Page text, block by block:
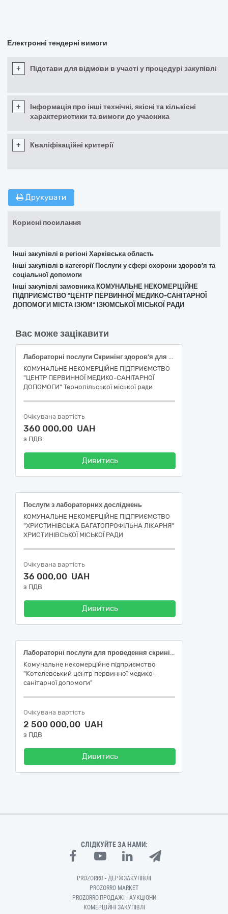
Електронні тендерні вимоги
+ Підстави для відмови в участі у процедурі закупівлі
+
Інформація про інші технічні, якісні та кількісні
характеристики та вимоги до учасника
+ Кваліфікаційні критерії
Друкувати
Корисні посилання
Інші закупівлі в регіоні Харківська область
Інші закупівлі в категорії Послуги у сфері охорони здоров’я та
соціальної допомоги
Інші закупівлі замовника КОМУНАЛЬНЕ НЕКОМЕРЦІЙНЕ
ПІДПРИЄМСТВО "ЦЕНТР ПЕРВИННОЇ МЕДИКО-САНІТАРНОЇ
ДОПОМОГИ МІСТА ІЗЮМ" ІЗЮМСЬКОЇ МІСЬКОЇ РАДИ
Вас може зацікавити
Лабораторні послуги Скринінг здоров’я для осіб віком від 40 років (Скринінг 40+)
КОМУНАЛЬНЕ НЕКОМЕРЦІЙНЕ ПІДПРИЄМСТВО
"ЦЕНТР ПЕРВИННОЇ МЕДИКО-САНІТАРНОЇ
ДОПОМОГИ" Тернопільської міської ради
Очікувана вартість
360 000,00 UAH
з ПДВ
Дивитись
Послуги з лабораторних досліджень
КОМУНАЛЬНЕ НЕКОМЕРЦІЙНЕ ПІДПРИЄМСТВО
"ХРИСТИНІВСЬКА БАГАТОПРОФІЛЬНА ЛІКАРНЯ"
ХРИСТИНІВСЬКОЇ МІСЬКОЇ РАДИ
Очікувана вартість
36 000,00 UAH
з ПДВ
Дивитись
Лабораторні послуги для проведення скринінгів здоров’я осіб віком від 40 років
Комунальне некомерційне підприємство
"Котелевський центр первинної медико-
санітарної допомоги"
Очікувана вартість
2 500 000,00 UAH
з ПДВ
Дивитись
СЛІДКУЙТЕ ЗА НАМИ:
PROZORRO - ДЕРЖЗАКУПІВЛІ
PROZORRO MARKET
PROZORRO.ПРОДАЖІ - АУКЦІОНИ
КОМЕРЦІЙНІ ЗАКУПІВЛІ